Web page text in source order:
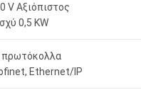
V Αξιόπιστος
0,5 KW
πρωτόκολλα
Ethernet/IP